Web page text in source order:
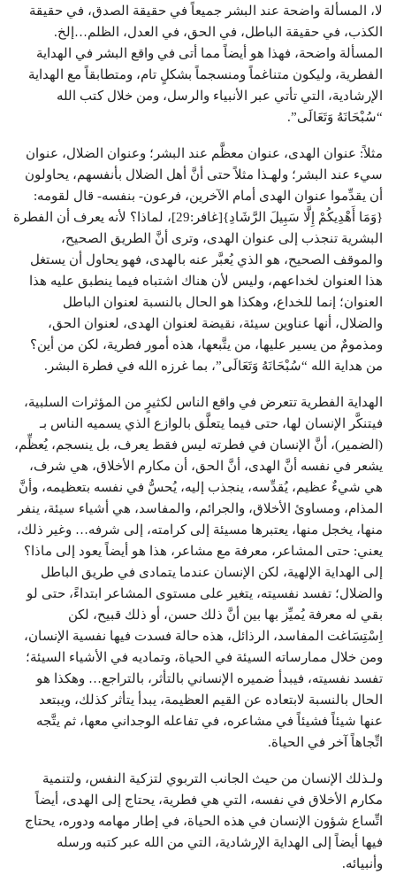
لا، المسألة واضحة عند البشر جميعاً في حقيقة الصدق، في حقيقة
الكذب، في حقيقة الباطل، في الحق، في العدل، الظلم…إلخ.
المسألة واضحة، فهذا هو أيضاً مما أتى في واقع البشر في الهداية
الفطرية، وليكون متناغماً ومنسجماً بشكلٍ تام، ومتطابقاً مع الهداية
الإرشادية، التي تأتي عبر الأنبياء والرسل، ومن خلال كتب الله
“سُبْحَانَهُ وَتَعَالَى”.
مثلاً: عنوان الهدى، عنوان معظَّم عند البشر؛ وعنوان الضلال، عنوان
سيء عند البشر؛ ولهـذا مثلاً حتى أنَّ أهل الضلال بأنفسهم، يحاولون
أن يقدِّموا عنوان الهدى أمام الآخرين، فرعون- بنفسه- قال لقومه:
{وَمَا أَهْدِيكُمْ إِلَّا سَبِيلَ الرَّشَادِ}[غافر:29]، لماذا؟ لأنه يعرف أن الفطرة
البشرية تنجذب إلى عنوان الهدى، وترى أنَّ الطريق الصحيح،
والموقف الصحيح، هو الذي يُعبَّر عنه بالهدى، فهو يحاول أن يستغل
هذا العنوان لخداعهم، وليس لأن هناك اشتباه فيما ينطبق عليه هذا
العنوان؛ إنما للخداع، وهكذا هو الحال بالنسبة لعنوان الباطل
والضلال، أنها عناوين سيئة، نقيضة لعنوان الهدى، لعنوان الحق،
ومذمومٌ من يسير عليها، من يتَّبعها، هذه أمور فطرية، لكن من أين؟
من هداية الله “سُبْحَانَهُ وَتَعَالَى”، بما غرزه الله في فطرة البشر.
الهداية الفطرية تتعرض في واقع الناس لكثيرٍ من المؤثرات السلبية،
فيتنكَّر الإنسان لها، حتى فيما يتعلَّق بالوازع الذي يسميه الناس بـ
(الضمير)، أنَّ الإنسان في فطرته ليس فقط يعرف، بل ينسجم، يُعظِّم،
يشعر في نفسه أنَّ الهدى، أنَّ الحق، أن مكارم الأخلاق، هي شرف،
هي شيءٌ عظيم، يُقدِّسه، ينجذب إليه، يُحسُّ في نفسه بتعظيمه، وأنَّ
المذام، ومساوئ الأخلاق، والجرائم، والمفاسد، هي أشياء سيئة، ينفر
منها، يخجل منها، يعتبرها مسيئة إلى كرامته، إلى شرفه… وغير ذلك،
يعني: حتى المشاعر، معرفة مع مشاعر، هذا هو أيضاً يعود إلى ماذا؟
إلى الهداية الإلهية، لكن الإنسان عندما يتمادى في طريق الباطل
والضلال؛ تفسد نفسيته، يتغير على مستوى المشاعر ابتداءً، حتى لو
بقي له معرفة يُميِّز بها بين أنَّ ذلك حسن، أو ذلك قبيح، لكن
اِسْتِسَاغت المفاسد، الرذائل، هذه حالة فسدت فيها نفسية الإنسان،
ومن خلال ممارساته السيئة في الحياة، وتماديه في الأشياء السيئة؛
تفسد نفسيته، فيبدأ ضميره الإنساني بالتأثر، بالتراجع… وهكذا هو
الحال بالنسبة لابتعاده عن القيم العظيمة، يبدأ يتأثر كذلك، ويبتعد
عنها شيئاً فشيئاً في مشاعره، في تفاعله الوجداني معها، ثم يتَّجه
اتِّجاهاً آخر في الحياة.
ولـذلك الإنسان من حيث الجانب التربوي لتزكية النفس، ولتنمية
مكارم الأخلاق في نفسه، التي هي فطرية، يحتاج إلى الهدى، أيضاً
اتِّساع شؤون الإنسان في هذه الحياة، في إطار مهامه ودوره، يحتاج
فيها أيضاً إلى الهداية الإرشادية، التي من الله عبر كتبه ورسله
وأنبيائه.